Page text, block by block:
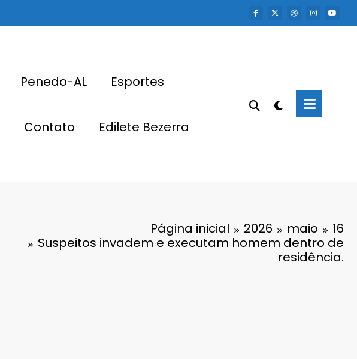
Penedo-AL Esportes
Contato Edilete Bezerra
Página inicial 2026 maio
16
Suspeitos invadem e executam homem dentro de
residência.